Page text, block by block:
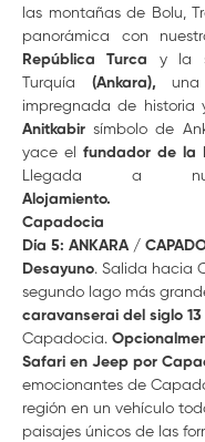
las montañas de Bolu,
panorámica con
República Turca y la
Turquía (Ankara), una
impregnada de historia
Anitkabir símbolo de
yace el fundador de la
Llegada a
Capadocia
Día 5: ANKARA /
Desayuno. Salida hacia
segundo lago más
caravanserai del siglo 13
Capadocia.
Safari en Jeep por
emocionantes de
región en un vehículo
paisajes únicos de las